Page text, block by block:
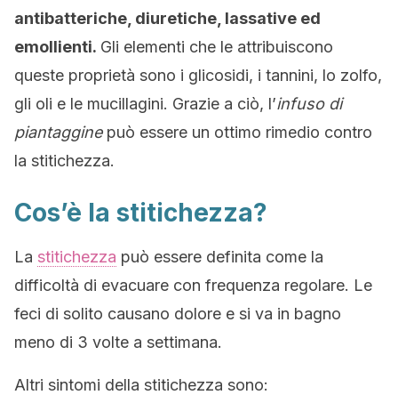
antibatteriche, diuretiche, lassative ed
emollienti. Gli elementi che le attribuiscono
queste proprietà sono i glicosidi, i tannini, lo zolfo,
gli oli e le mucillagini. Grazie a ciò, l’infuso di
piantagginepuò essere un ottimo rimedio contro
la stitichezza.
Cos’è la stitichezza?
La stitichezza può essere definita come la
difficoltà di evacuare con frequenza regolare. Le
feci di solito causano dolore e si va in bagno
meno di 3 volte a settimana.
Altri sintomi della stitichezza sono: